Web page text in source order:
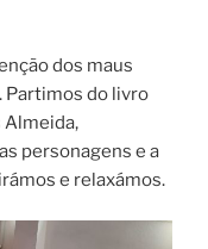
dos maus
Partimos do livro
Almeida,
personagens e a
e relaxámos.